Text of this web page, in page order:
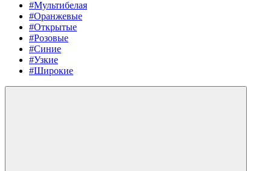
#Мультибелая
#Оранжевые
#Открытые
#Розовые
#Синие
#Узкие
#Широкие